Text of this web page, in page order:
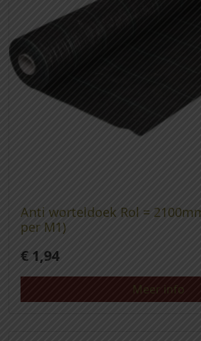
Anti worteldoek Rol =
per M1)
€ 1,94
Meer info